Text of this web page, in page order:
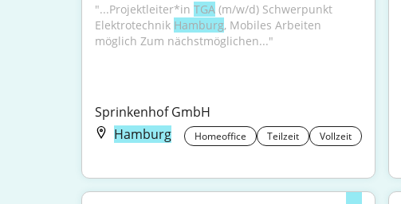
"...Projektleiter*in TGA (m/w/d) Schwerpunkt
Elektrotechnik Hamburg, Mobiles Arbeiten
möglich Zum nächstmöglichen..."
Sprinkenhof GmbH
Hamburg
Homeoffice Teilzeit Vollzeit